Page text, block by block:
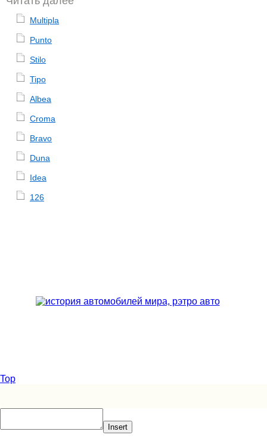
Multipla
Punto
Stilo
Tipo
Albea
Croma
Bravo
Duna
Idea
126
Top
Insert